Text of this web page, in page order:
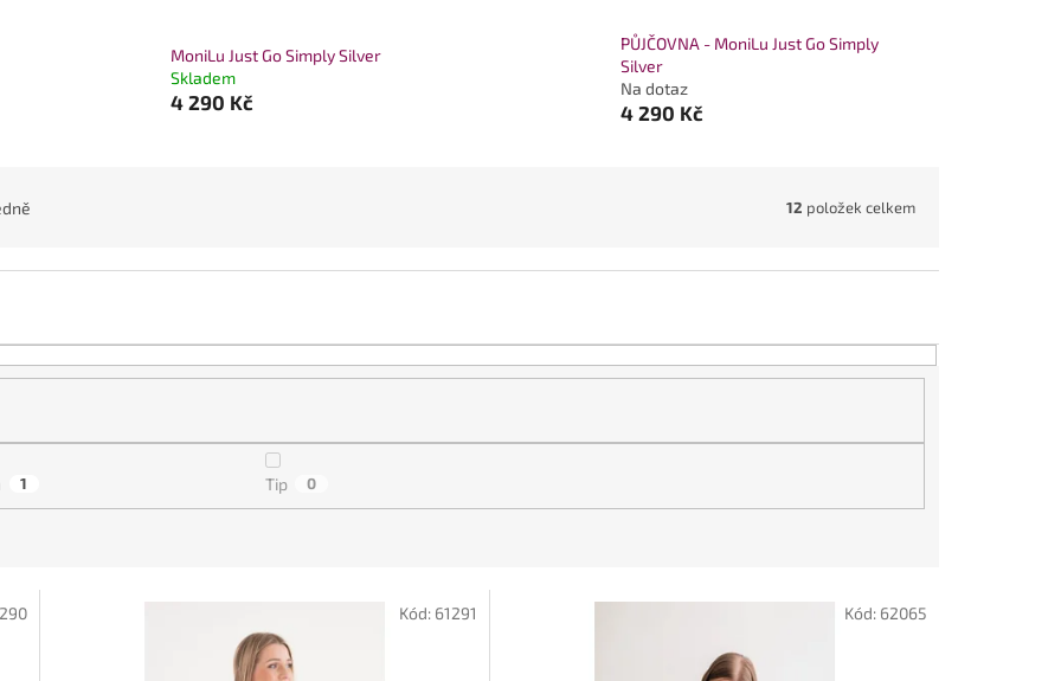
MoniLu Just Go Simply Silver
Skladem
4 290 Kč
PŮJČOVNA - MoniLu Just Go Simply
Silver
Na dotaz
4 290 Kč
12 položek celkem
1 Tip 0
Kód: 61291 Kód: 62065